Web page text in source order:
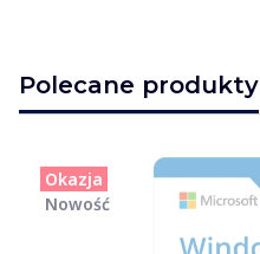
Polecane produkty
Okazja
Nowość